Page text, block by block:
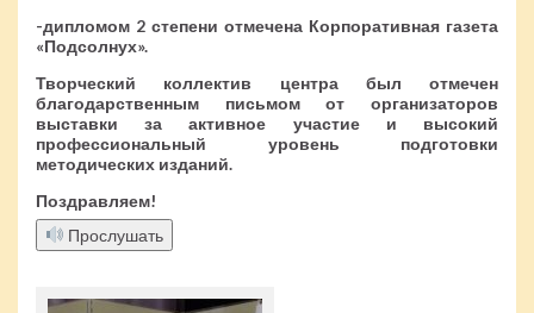
-дипломом 2 степени отмечена Корпоративная газета
«Подсолнух».
Творческий коллектив центра был отмечен
благодарственным письмом от организаторов
выставки за активное участие и высокий
профессиональный уровень подготовки
методических изданий.
Поздравляем!
Прослушать